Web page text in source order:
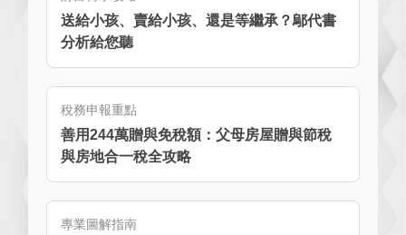
送給小孩、賣給小孩、還是等繼承？鄔代書
分析給您聽
稅務申報重點
善用244萬贈與免稅額：父母房屋贈與節稅
與房地合一稅全攻略
專業圖解指南